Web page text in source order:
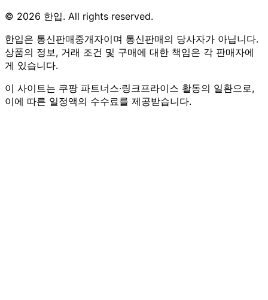
© 2026 한입. All rights reserved.
한입은 통신판매중개자이며 통신판매의 당사자가 아닙니다.
상품의 정보, 거래 조건 및 구매에 대한 책임은 각 판매자에
게 있습니다.
이 사이트는 쿠팡 파트너스·링크프라이스 활동의 일환으로,
이에 따른 일정액의 수수료를 제공받습니다.